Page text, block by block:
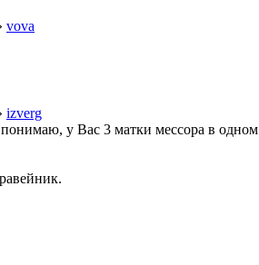
vova
izverg
у Вас 3 матки мессора в одном